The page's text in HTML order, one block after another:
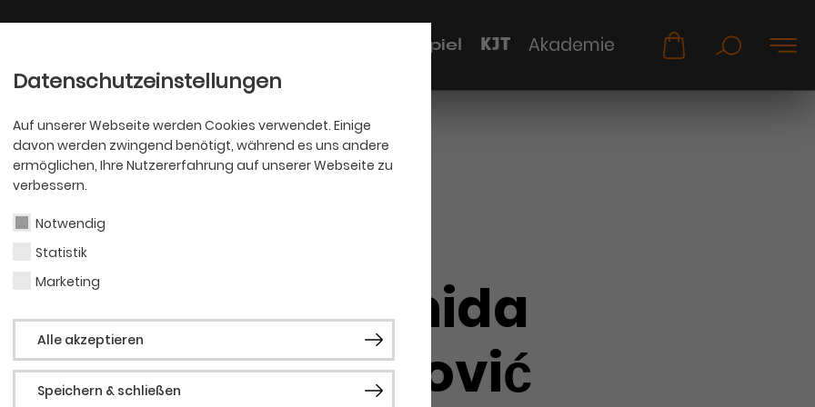
Datenschutzeinstellungen
Auf unserer Webseite werden Cookies verwendet. Einige
davon werden zwingend benötigt, während es uns andere
ermöglichen, Ihre Nutzererfahrung auf unserer Webseite zu
verbessern.
Notwendig
Statistik
Marketing
Alle akzeptieren
Speichern & schließen
Schauspiel KJT Akademie
Simonida
Selimović